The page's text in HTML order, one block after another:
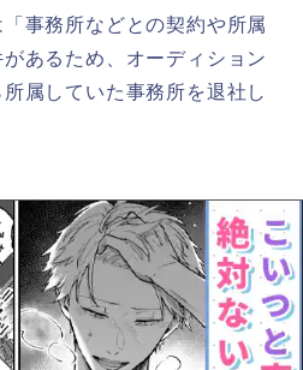
事務所などとの契約や所属
あるため、オーディション
属していた事務所を退社し